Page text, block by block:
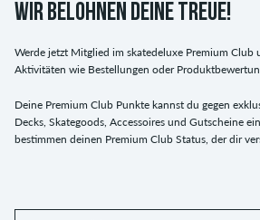
WIR BELOHNEN DEINE TREUE!
Werde jetzt Mitglied im skatedeluxe Premium Club
Aktivitäten wie Bestellungen oder
Deine Premium Club Punkte kannst du gegen
Decks, Skategoods, Accessoires und Gutscheine
bestimmen deinen Premium Club Status, der dir